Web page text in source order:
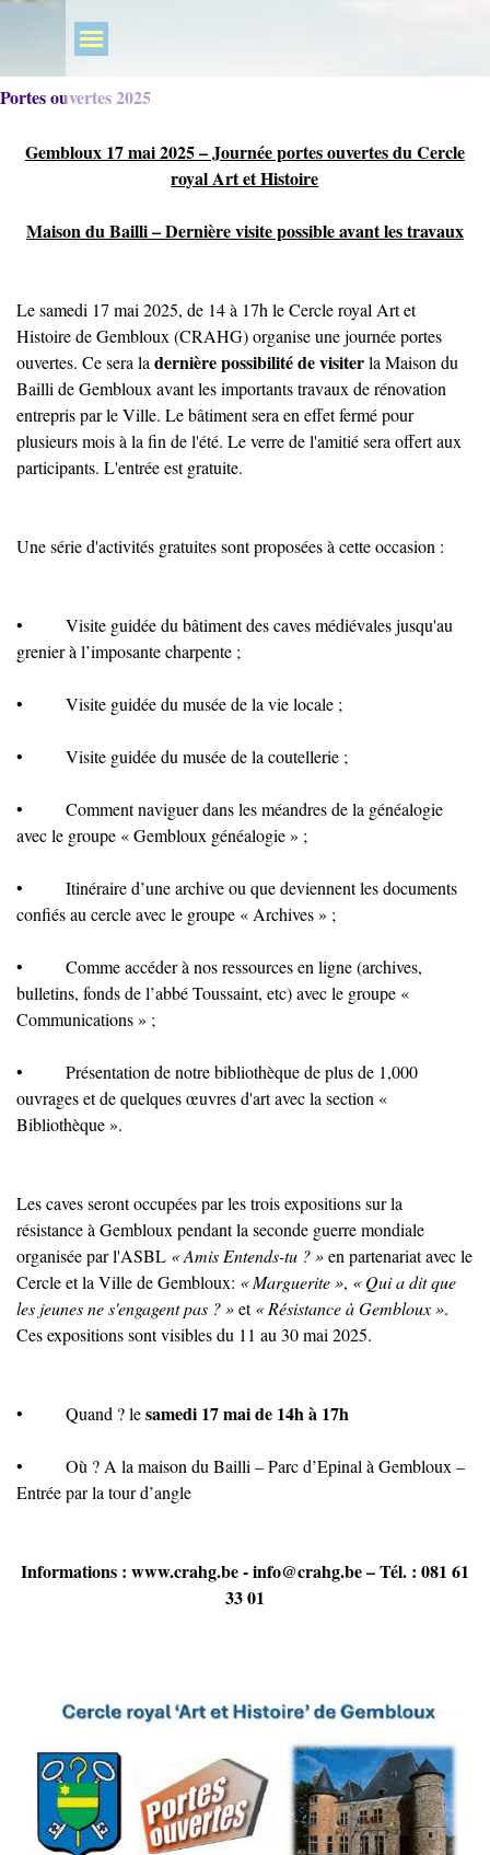
Portes ouvertes 2025
Gembloux 17 mai 2025 – Journée portes ouvertes du Cercle
royal Art et Histoire
Maison du Bailli – Dernière visite possible avant les travaux
Le samedi 17 mai 2025, de 14 à 17h le Cercle royal Art et
Histoire de Gembloux (CRAHG) organise une journée portes
ouvertes. Ce sera la dernière possibilité de visiterla Maison du
Bailli de Gembloux avant les importants travaux de rénovation
entrepris par le Ville. Le bâtiment sera en effet fermé pour
plusieurs mois à la fin de l'été. Le verre de l'amitié sera offert aux
participants. L'entrée est gratuite.
Une série d'activités gratuites sont proposées à cette occasion :
• Visite guidée du bâtiment des caves médiévales jusqu'au
grenier à l’imposante charpente ;
• Visite guidée du musée de la vie locale ;
• Visite guidée du musée de la coutellerie ;
• Comment naviguer dans les méandres de la généalogie
avec le groupe « Gembloux généalogie » ;
• Itinéraire d’une archive ou que deviennent les documents
confiés au cercle avec le groupe « Archives » ;
• Comme accéder à nos ressources en ligne (archives,
bulletins, fonds de l’abbé Toussaint, etc) avec le groupe «
Communications » ;
• Présentation de notre bibliothèque de plus de 1,000
ouvrages et de quelques œuvres d'art avec la section «
Bibliothèque ».
Les caves seront occupées par les trois expositions sur la
résistance à Gembloux pendant la seconde guerre mondiale
organisée par l'ASBL « Amis Entends-tu ? »en partenariat avec le
Cercle et la Ville de Gembloux: « Marguerite », « Qui a dit que
les jeunes ne s'engagent pas ? »et« Résistance à Gembloux ».
Ces expositions sont visibles du 11 au 30 mai 2025.
• Quand ? lesamedi 17 mai de 14h à 17h
• Où ? A la maison du Bailli – Parc d’Epinal à Gembloux –
Entrée par la tour d’angle
Informations : www.crahg.be-info@crahg.be– Tél. : 081 61
33 01